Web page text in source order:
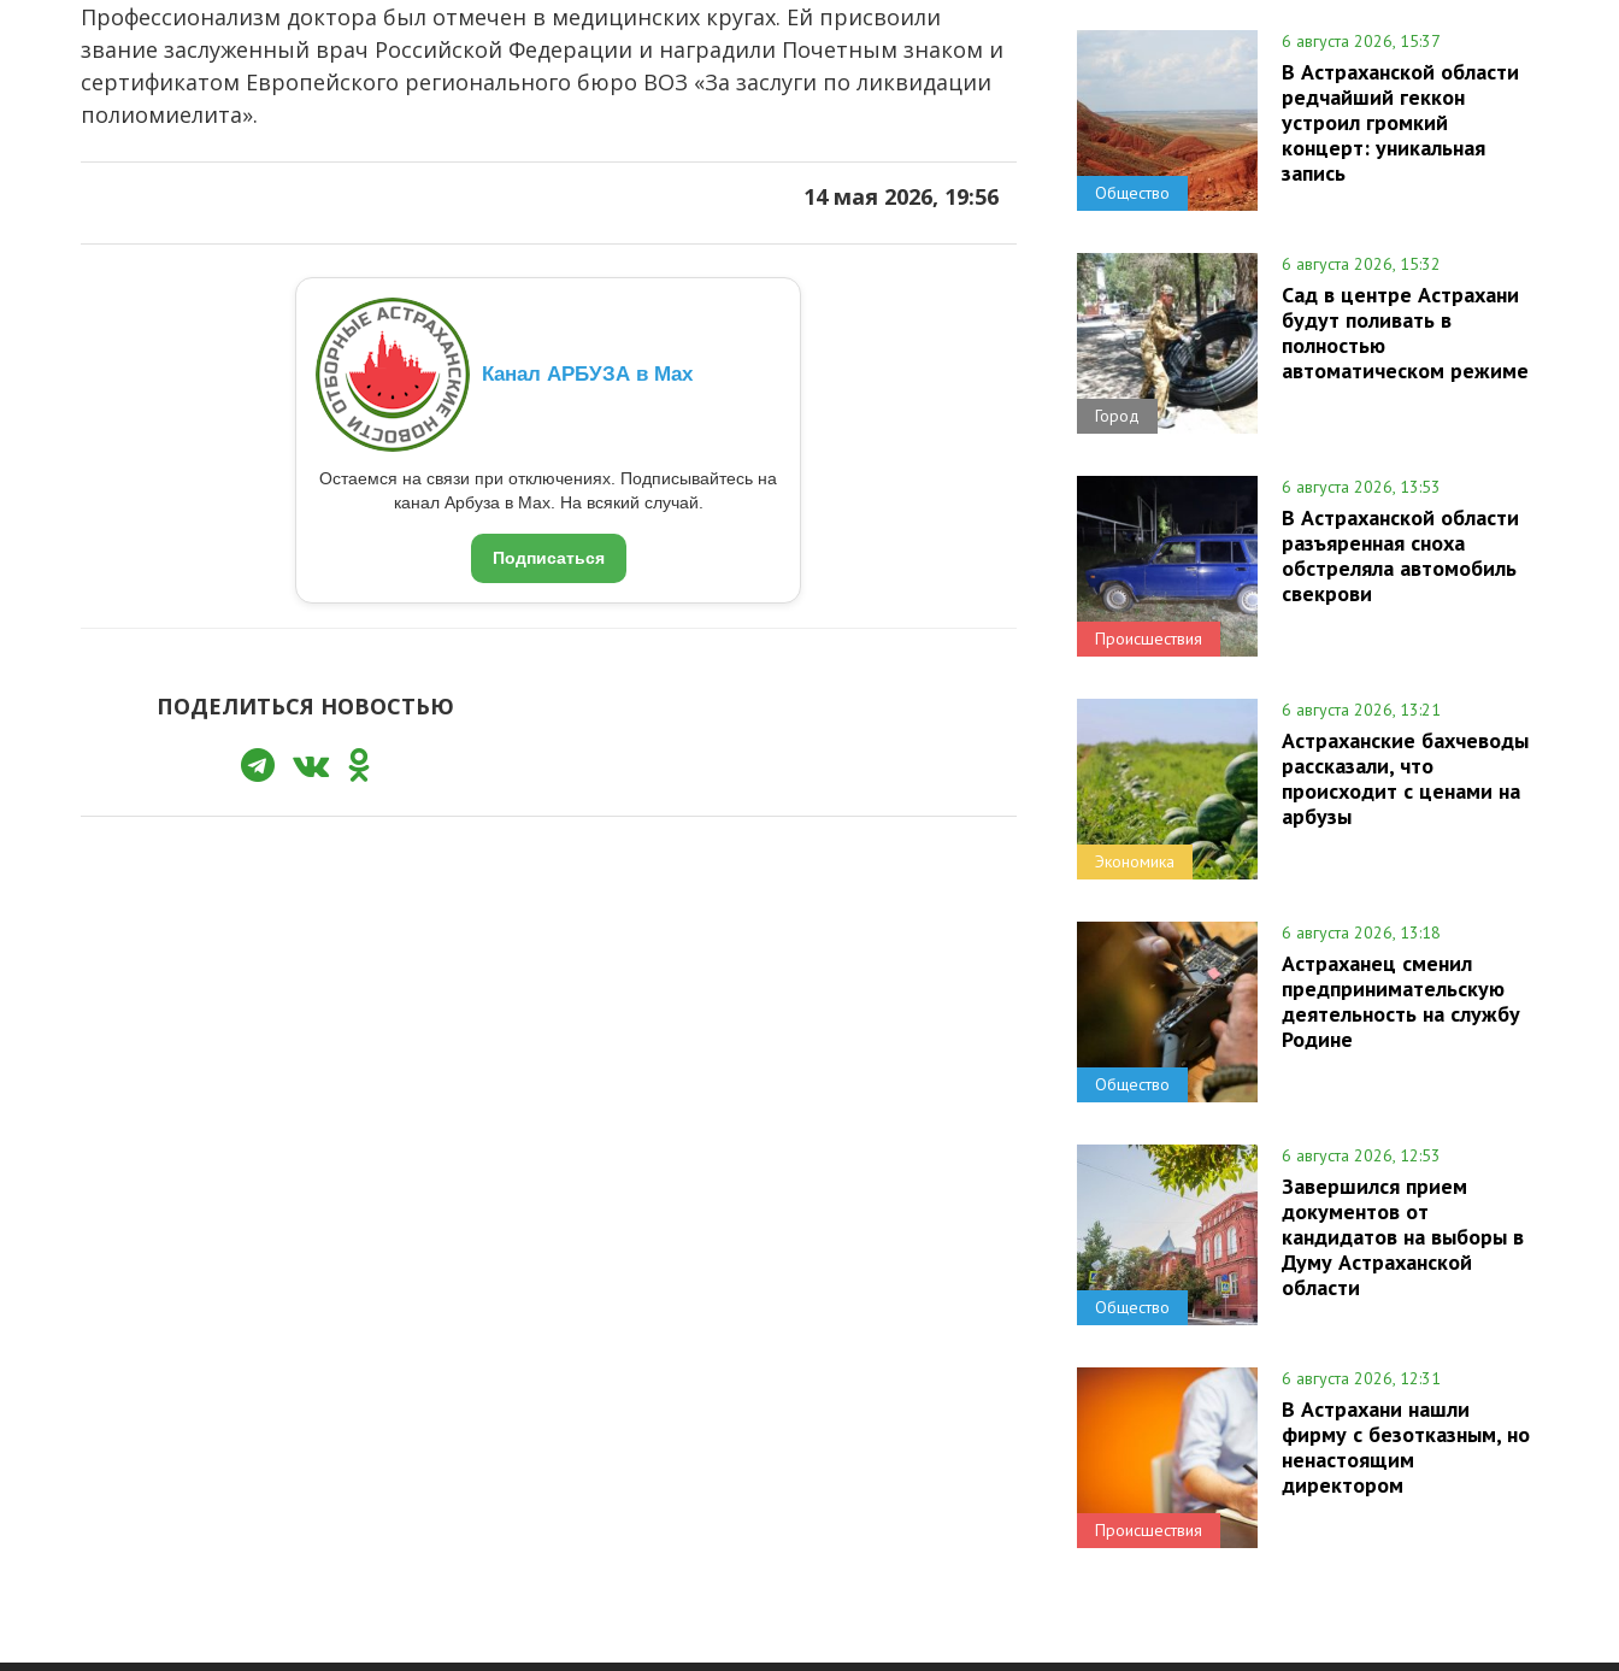
Профессионализм доктора был отмечен в медицинских кругах. Ей присвоили
звание заслуженный врач Российской Федерации и наградили Почетным знаком и
сертификатом Европейского регионального бюро ВОЗ «За заслуги по ликвидации
полиомиелита».
14 мая 2026, 19:56
Канал АРБУЗА в Max
Остаемся на связи при отключениях. Подписывайтесь на
канал Арбуза в Max. На всякий случай.
Подписаться
ПОДЕЛИТЬСЯ НОВОСТЬЮ
Общество
6 августа 2026, 15:37
В Астраханской области
редчайший геккон
устроил громкий
концерт: уникальная
запись
Город
6 августа 2026, 15:32
Сад в центре Астрахани
будут поливать в
полностью
автоматическом режиме
Происшествия
6 августа 2026, 13:53
В Астраханской области
разъяренная сноха
обстреляла автомобиль
свекрови
Экономика
6 августа 2026, 13:21
Астраханские бахчеводы
рассказали, что
происходит с ценами на
арбузы
Общество
6 августа 2026, 13:18
Астраханец сменил
предпринимательскую
деятельность на службу
Родине
Общество
6 августа 2026, 12:53
Завершился прием
документов от
кандидатов на выборы в
Думу Астраханской
области
Происшествия
6 августа 2026, 12:31
В Астрахани нашли
фирму с безотказным, но
ненастоящим
директором